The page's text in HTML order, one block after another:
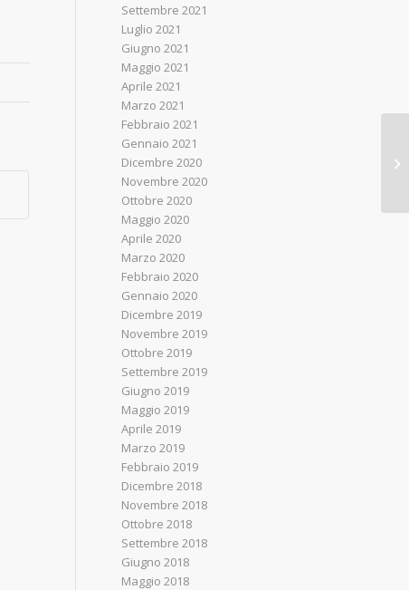
Settembre 2021
Luglio 2021
Giugno 2021
Maggio 2021
Aprile 2021
Marzo 2021
Febbraio 2021
Gennaio 2021
Dicembre 2020
Novembre 2020
Ottobre 2020
Maggio 2020
Aprile 2020
Marzo 2020
Febbraio 2020
Gennaio 2020
Dicembre 2019
Novembre 2019
Ottobre 2019
Settembre 2019
Giugno 2019
Maggio 2019
Aprile 2019
Marzo 2019
Febbraio 2019
Dicembre 2018
Novembre 2018
Ottobre 2018
Settembre 2018
Giugno 2018
Maggio 2018